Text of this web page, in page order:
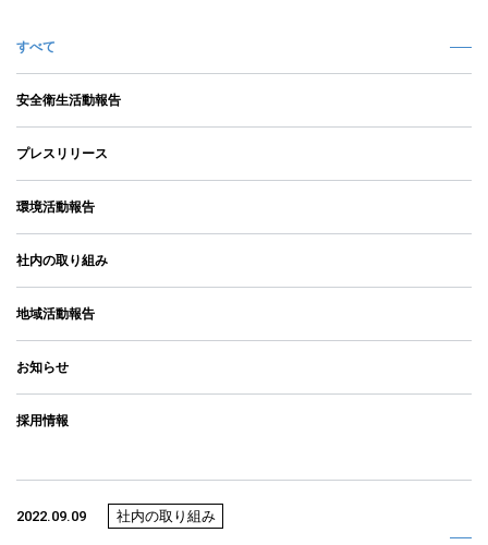
すべて
安全衛生活動報告
プレスリリース
環境活動報告
社内の取り組み
地域活動報告
お知らせ
採用情報
2022.09.09 社内の取り組み